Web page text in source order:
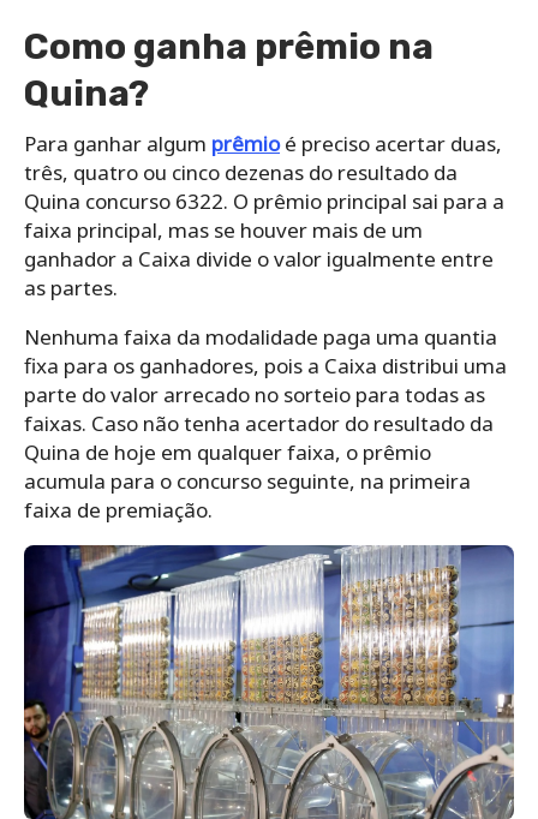
Como ganha prêmio na
Quina?
Para ganhar algum prêmioé preciso acertar duas,
três, quatro ou cinco dezenas do resultado da
Quina concurso 6322. O prêmio principal sai para a
faixa principal, mas se houver mais de um
ganhador a Caixa divide o valor igualmente entre
as partes.
Nenhuma faixa da modalidade paga uma quantia
fixa para os ganhadores, pois a Caixa distribui uma
parte do valor arrecado no sorteio para todas as
faixas. Caso não tenha acertador do resultado da
Quina de hoje em qualquer faixa, o prêmio
acumula para o concurso seguinte, na primeira
faixa de premiação.